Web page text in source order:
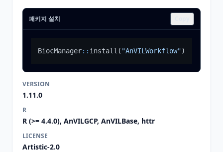
패키지 설치
BiocManager:: install ( "AnVILWorkflow")
VERSION
1.11.0
R
R (>= 4.4.0), AnVILGCP, AnVILBase, httr
LICENSE
Artistic-2.0